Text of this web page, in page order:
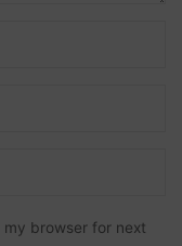
my browser for next